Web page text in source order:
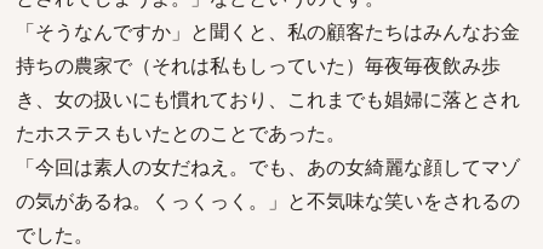
「そうなんですか」と聞くと、私の顧客たちはみんなお金
持ちの農家で（それは私もしっていた）毎夜毎夜飲み歩
き、女の扱いにも慣れており、これまでも娼婦に落とされ
たホステスもいたとのことであった。
「今回は素人の女だねえ。でも、あの女綺麗な顔してマゾ
の気があるね。くっくっく。」と不気味な笑いをされるの
でした。